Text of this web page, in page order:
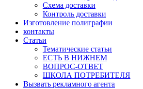
Схема доставки
Контроль доставки
Изготовление полиграфии
контакты
Статьи
Тематические статьи
ЕСТЬ В НИЖНЕМ
ВОПРОС-ОТВЕТ
ШКОЛА ПОТРЕБИТЕЛЯ
Вызвать рекламного агента